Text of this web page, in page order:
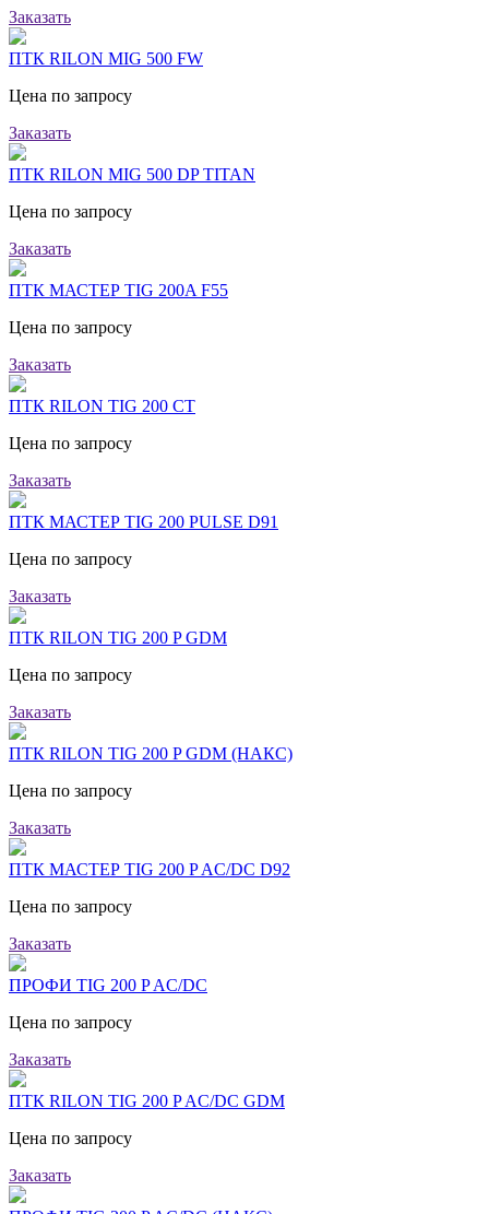
Заказать
ПТК RILON MIG 500 FW
Цена по запросу
Заказать
ПТК RILON MIG 500 DP TITAN
Цена по запросу
Заказать
ПТК МАСТЕР TIG 200A F55
Цена по запросу
Заказать
ПТК RILON TIG 200 CT
Цена по запросу
Заказать
ПТК МАСТЕР TIG 200 PULSE D91
Цена по запросу
Заказать
ПТК RILON TIG 200 P GDM
Цена по запросу
Заказать
ПТК RILON TIG 200 P GDM (НАКС)
Цена по запросу
Заказать
ПТК МАСТЕР TIG 200 P AC/DC D92
Цена по запросу
Заказать
ПРОФИ TIG 200 P AC/DC
Цена по запросу
Заказать
ПТК RILON TIG 200 P AC/DC GDM
Цена по запросу
Заказать